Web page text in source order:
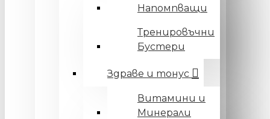
Напомпващи
Тренировъчни
Бустери
Здраве и тонус
Витамини и
Минерали